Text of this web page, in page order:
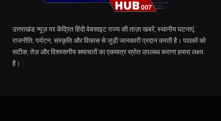
उत्तराखंड न्यूज़ पर केंद्रित हिंदी वेबसाइट राज्य की ताज़ा खबरें, स्थानीय घटनाएं,
राजनीति, पर्यटन, संस्कृति और विकास से जुड़ी जानकारी प्रदान करती है। पाठकों को
सटीक, तेज़ और विश्वसनीय समाचारों का एकमात्र स्रोत उपलब्ध कराना हमारा लक्ष्य
है।